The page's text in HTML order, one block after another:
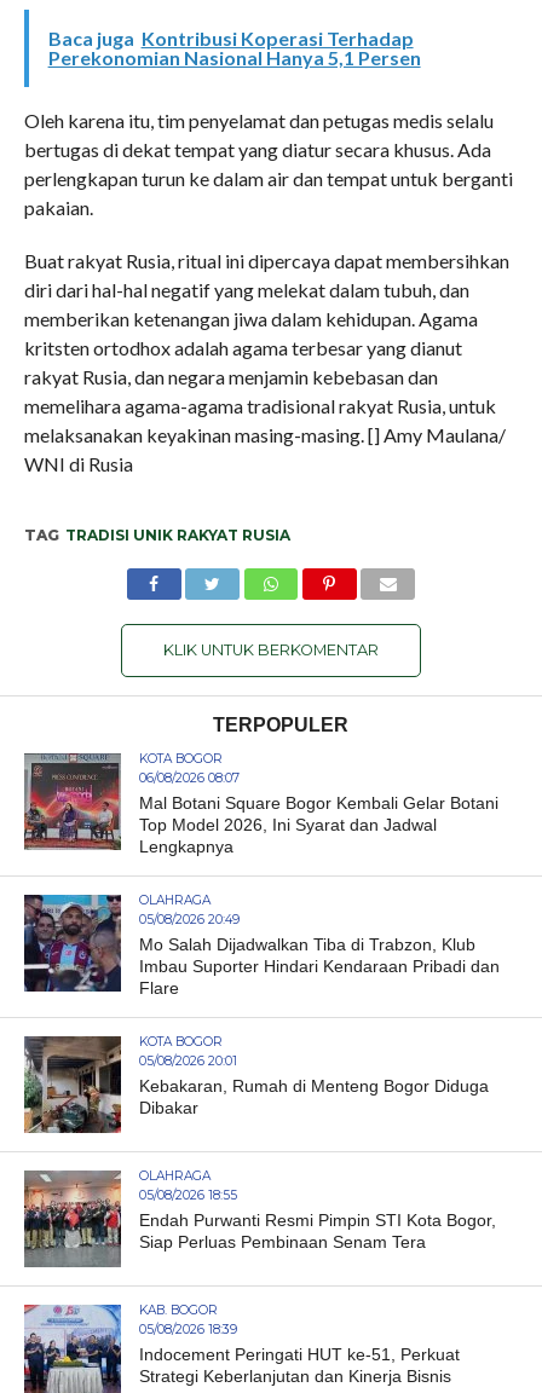
Baca juga Kontribusi Koperasi Terhadap
Perekonomian Nasional Hanya 5,1 Persen
Oleh karena itu, tim penyelamat dan petugas medis selalu
bertugas di dekat tempat yang diatur secara khusus. Ada
perlengkapan turun ke dalam air dan tempat untuk berganti
pakaian.
Buat rakyat Rusia, ritual ini dipercaya dapat membersihkan
diri dari hal-hal negatif yang melekat dalam tubuh, dan
memberikan ketenangan jiwa dalam kehidupan. Agama
kritsten ortodhox adalah agama terbesar yang dianut
rakyat Rusia, dan negara menjamin kebebasan dan
memelihara agama-agama tradisional rakyat Rusia, untuk
melaksanakan keyakinan masing-masing. [] Amy Maulana/
WNI di Rusia
TAG TRADISI UNIK RAKYAT RUSIA
KLIK UNTUK BERKOMENTAR
TERPOPULER
KOTA BOGOR
06/08/2026 08:07
Mal Botani Square Bogor Kembali Gelar Botani
Top Model 2026, Ini Syarat dan Jadwal
Lengkapnya
OLAHRAGA
05/08/2026 20:49
Mo Salah Dijadwalkan Tiba di Trabzon, Klub
Imbau Suporter Hindari Kendaraan Pribadi dan
Flare
KOTA BOGOR
05/08/2026 20:01
Kebakaran, Rumah di Menteng Bogor Diduga
Dibakar
OLAHRAGA
05/08/2026 18:55
Endah Purwanti Resmi Pimpin STI Kota Bogor,
Siap Perluas Pembinaan Senam Tera
KAB. BOGOR
05/08/2026 18:39
Indocement Peringati HUT ke-51, Perkuat
Strategi Keberlanjutan dan Kinerja Bisnis